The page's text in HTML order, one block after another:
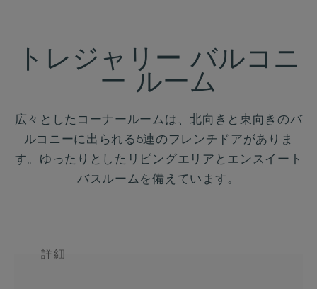
トレジャリー バルコニ
ー ルーム
広々としたコーナールームは、北向きと東向きのバ
ルコニーに出られる5連のフレンチドアがありま
す。ゆったりとしたリビングエリアとエンスイート
バスルームを備えています。
詳細